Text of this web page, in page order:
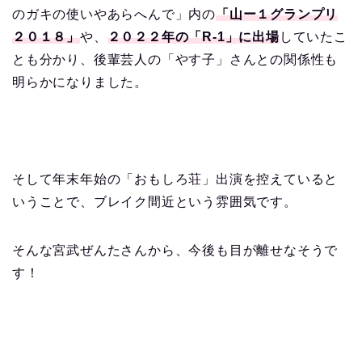
のガキの使いやあらへんで」内の「山ー１グランプリ
２０１８」や、 ２０２２年の「R-1」に出場していたこ
とも分かり、後輩芸人の「やす子」さんとの関係性も
明らかになりました。
そして年末年始の「おもしろ荘」出演を控えていると
いうことで、ブレイク間近という雰囲気です。
そんな宮武ぜんたさんから、今後も目が離せなそうで
す！